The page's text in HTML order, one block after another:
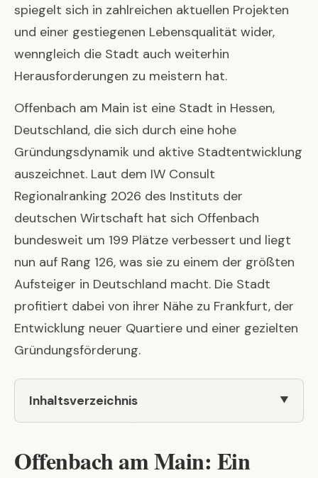
spiegelt sich in zahlreichen aktuellen Projekten
und einer gestiegenen Lebensqualität wider,
wenngleich die Stadt auch weiterhin
Herausforderungen zu meistern hat.
Offenbach am Main ist eine Stadt in Hessen,
Deutschland, die sich durch eine hohe
Gründungsdynamik und aktive Stadtentwicklung
auszeichnet. Laut dem IW Consult
Regionalranking 2026 des Instituts der
deutschen Wirtschaft hat sich Offenbach
bundesweit um 199 Plätze verbessert und liegt
nun auf Rang 126, was sie zu einem der größten
Aufsteiger in Deutschland macht. Die Stadt
profitiert dabei von ihrer Nähe zu Frankfurt, der
Entwicklung neuer Quartiere und einer gezielten
Gründungsförderung.
Inhaltsverzeichnis
Offenbach am Main: Ein